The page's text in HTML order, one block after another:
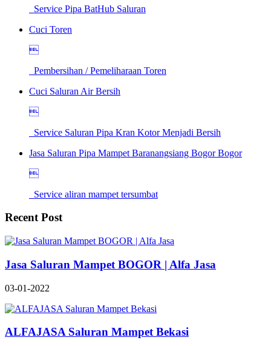
Service Pipa BatHub Saluran
Cuci Toren

Pembersihan / Pemeliharaan Toren
Cuci Saluran Air Bersih

Service Saluran Pipa Kran Kotor Menjadi Bersih
Jasa Saluran Pipa Mampet Baranangsiang Bogor Bogor

Service aliran mampet tersumbat
Recent Post
Jasa Saluran Mampet BOGOR | Alfa Jasa
03-01-2022
ALFAJASA Saluran Mampet Bekasi